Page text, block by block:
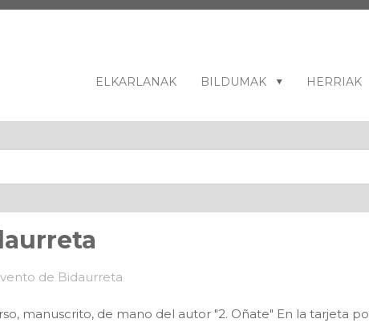
ELKARLANAK BILDUMAK HERRIAK
manuscrito, de mano del autor "2. Oñate" En la tarjeta